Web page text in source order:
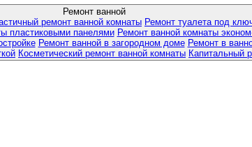
Ремонт ванной
ремонт ванной комнаты Ремонт туалета под
пластиковыми панелями Ремонт ванной комнаты
Ремонт ванной в загородном доме Ремонт в
Косметический ремонт ванной комнаты Капитальный